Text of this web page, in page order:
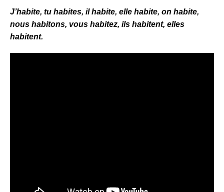
J’habite, tu habites, il habite, elle habite, on habite,
nous habitons, vous habitez, ils habitent, elles
habitent.